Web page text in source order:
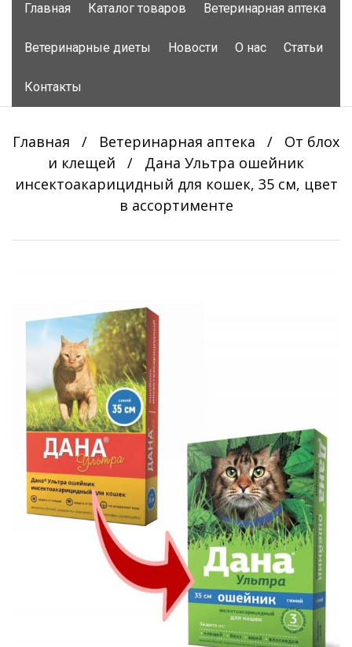
Главная Каталог товаров Ветеринарная аптека
Ветеринарные диеты Новости О нас Статьи
Контакты
Главная / Ветеринарная аптека /
От блох
и клещей
/
Дана Ультра ошейник
инсектоакарицидный для кошек, 35 см, цвет
в ассортименте